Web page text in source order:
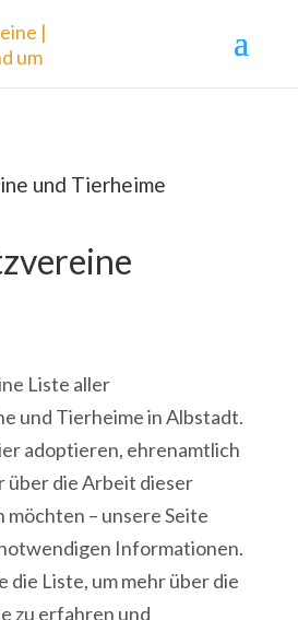
und Tierheime
Liste aller
und Tierheime in Albstadt.
adoptieren, ehrenamtlich
über die Arbeit dieser
– unsere Seite
Informationen.
die Liste, um mehr über die
zu erfahren und